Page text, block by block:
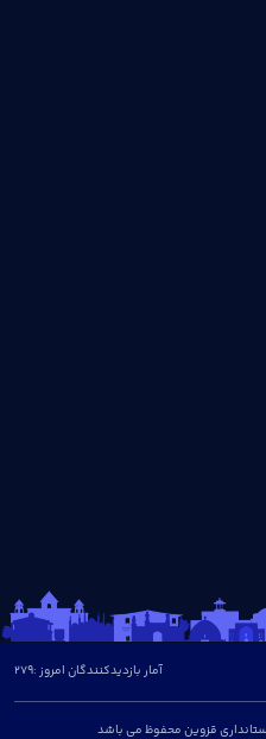
قزوین محفوظ می باشد
آمار بازدیدکنندگان امروز :279